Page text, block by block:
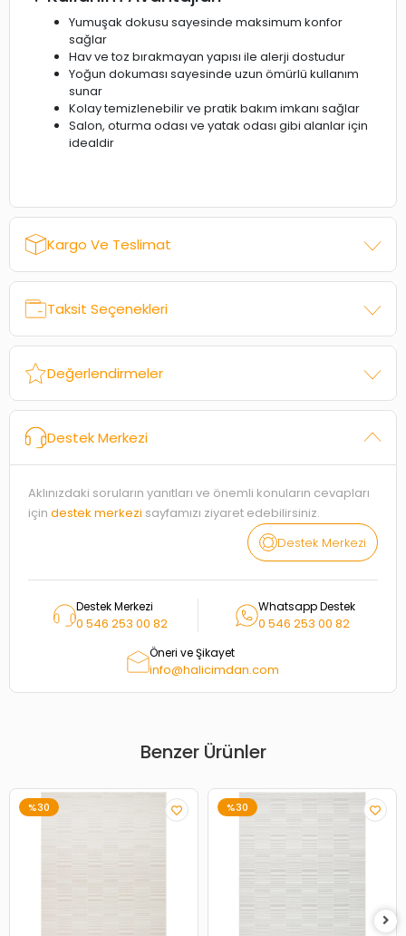
Yumuşak dokusu sayesinde maksimum konfor
sağlar
Hav ve toz bırakmayan yapısı ile alerji dostudur
Yoğun dokuması sayesinde uzun ömürlü kullanım
sunar
Kolay temizlenebilir ve pratik bakım imkanı sağlar
Salon, oturma odası ve yatak odası gibi alanlar için
idealdir
Kargo Ve Teslimat
Taksit Seçenekleri
Değerlendirmeler
Destek Merkezi
Aklınızdaki soruların yanıtları ve önemli konuların cevapları
için destek merkezi sayfamızı ziyaret edebilirsiniz.
Destek Merkezi
Destek Merkezi
0 546 253 00 82
Whatsapp Destek
0 546 253 00 82
Öneri ve Şikayet
info@halicimdan.com
Benzer Ürünler
%30 %30